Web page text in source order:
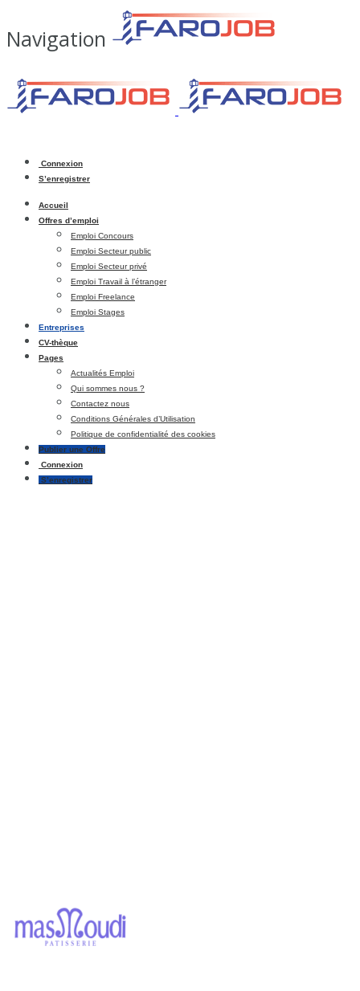
Navigation
Connexion
S’enregistrer
Accueil
Offres d’emploi
Emploi Concours
Emploi Secteur public
Emploi Secteur privé
Emploi Travail à l’étranger
Emploi Freelance
Emploi Stages
Entreprises
CV-thèque
Pages
Actualités Emploi
Qui sommes nous ?
Contactez nous
Conditions Générales d’Utilisation
Politique de confidentialité des cookies
Publier une Offre
Connexion
S’enregistrer